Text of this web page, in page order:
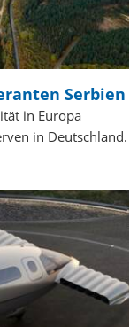
Serbien
in Europa
in Deutschland.